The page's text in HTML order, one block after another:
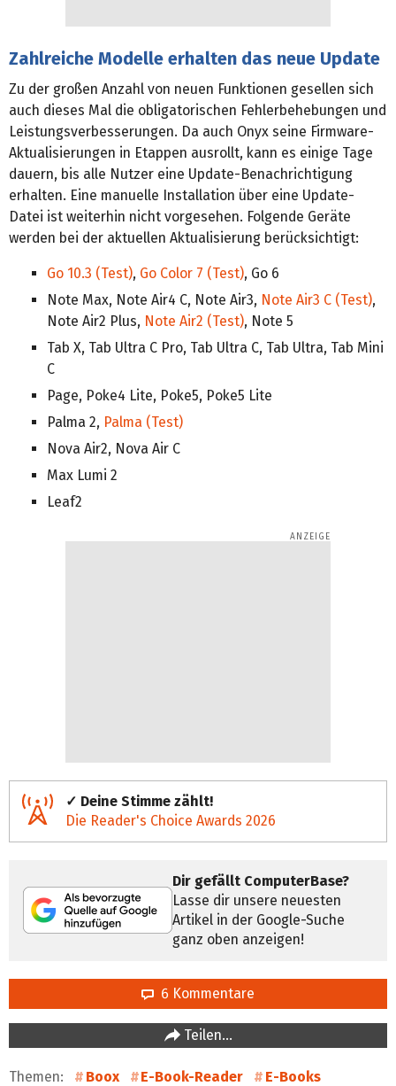
Zahlreiche Modelle erhalten das neue Update
Zu der großen Anzahl von neuen Funktionen gesellen sich
auch dieses Mal die obligatorischen Fehlerbehebungen und
Leistungsverbesserungen. Da auch Onyx seine Firmware-
Aktualisierungen in Etappen ausrollt, kann es einige Tage
dauern, bis alle Nutzer eine Update-Benachrichtigung
erhalten. Eine manuelle Installation über eine Update-
Datei ist weiterhin nicht vorgesehen. Folgende Geräte
werden bei der aktuellen Aktualisierung berücksichtigt:
Go 10.3 (Test), Go Color 7 (Test), Go 6
Note Max, Note Air4 C, Note Air3, Note Air3 C (Test),
Note Air2 Plus, Note Air2 (Test), Note 5
Tab X, Tab Ultra C Pro, Tab Ultra C, Tab Ultra, Tab Mini
C
Page, Poke4 Lite, Poke5, Poke5 Lite
Palma 2, Palma (Test)
Nova Air2, Nova Air C
Max Lumi 2
Leaf2
✓ Deine Stimme zählt!
Die Reader's Choice Awards 2026
Dir gefällt ComputerBase?
Lasse dir unsere neuesten
Artikel in der Google-Suche
ganz oben anzeigen!
6 Kommentare
Teilen…
Themen: Boox E-Book-Reader
E-Books